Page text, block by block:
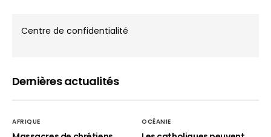
Centre de confidentialité
Dernières actualités
AFRIQUE OCÉANIE